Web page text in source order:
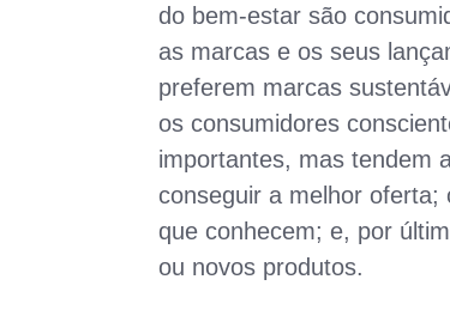
do bem-estar são
as marcas e os seus
preferem marcas
os consumidores
importantes, mas tendem
conseguir a melhor
que conhecem; e, por
ou novos produtos.